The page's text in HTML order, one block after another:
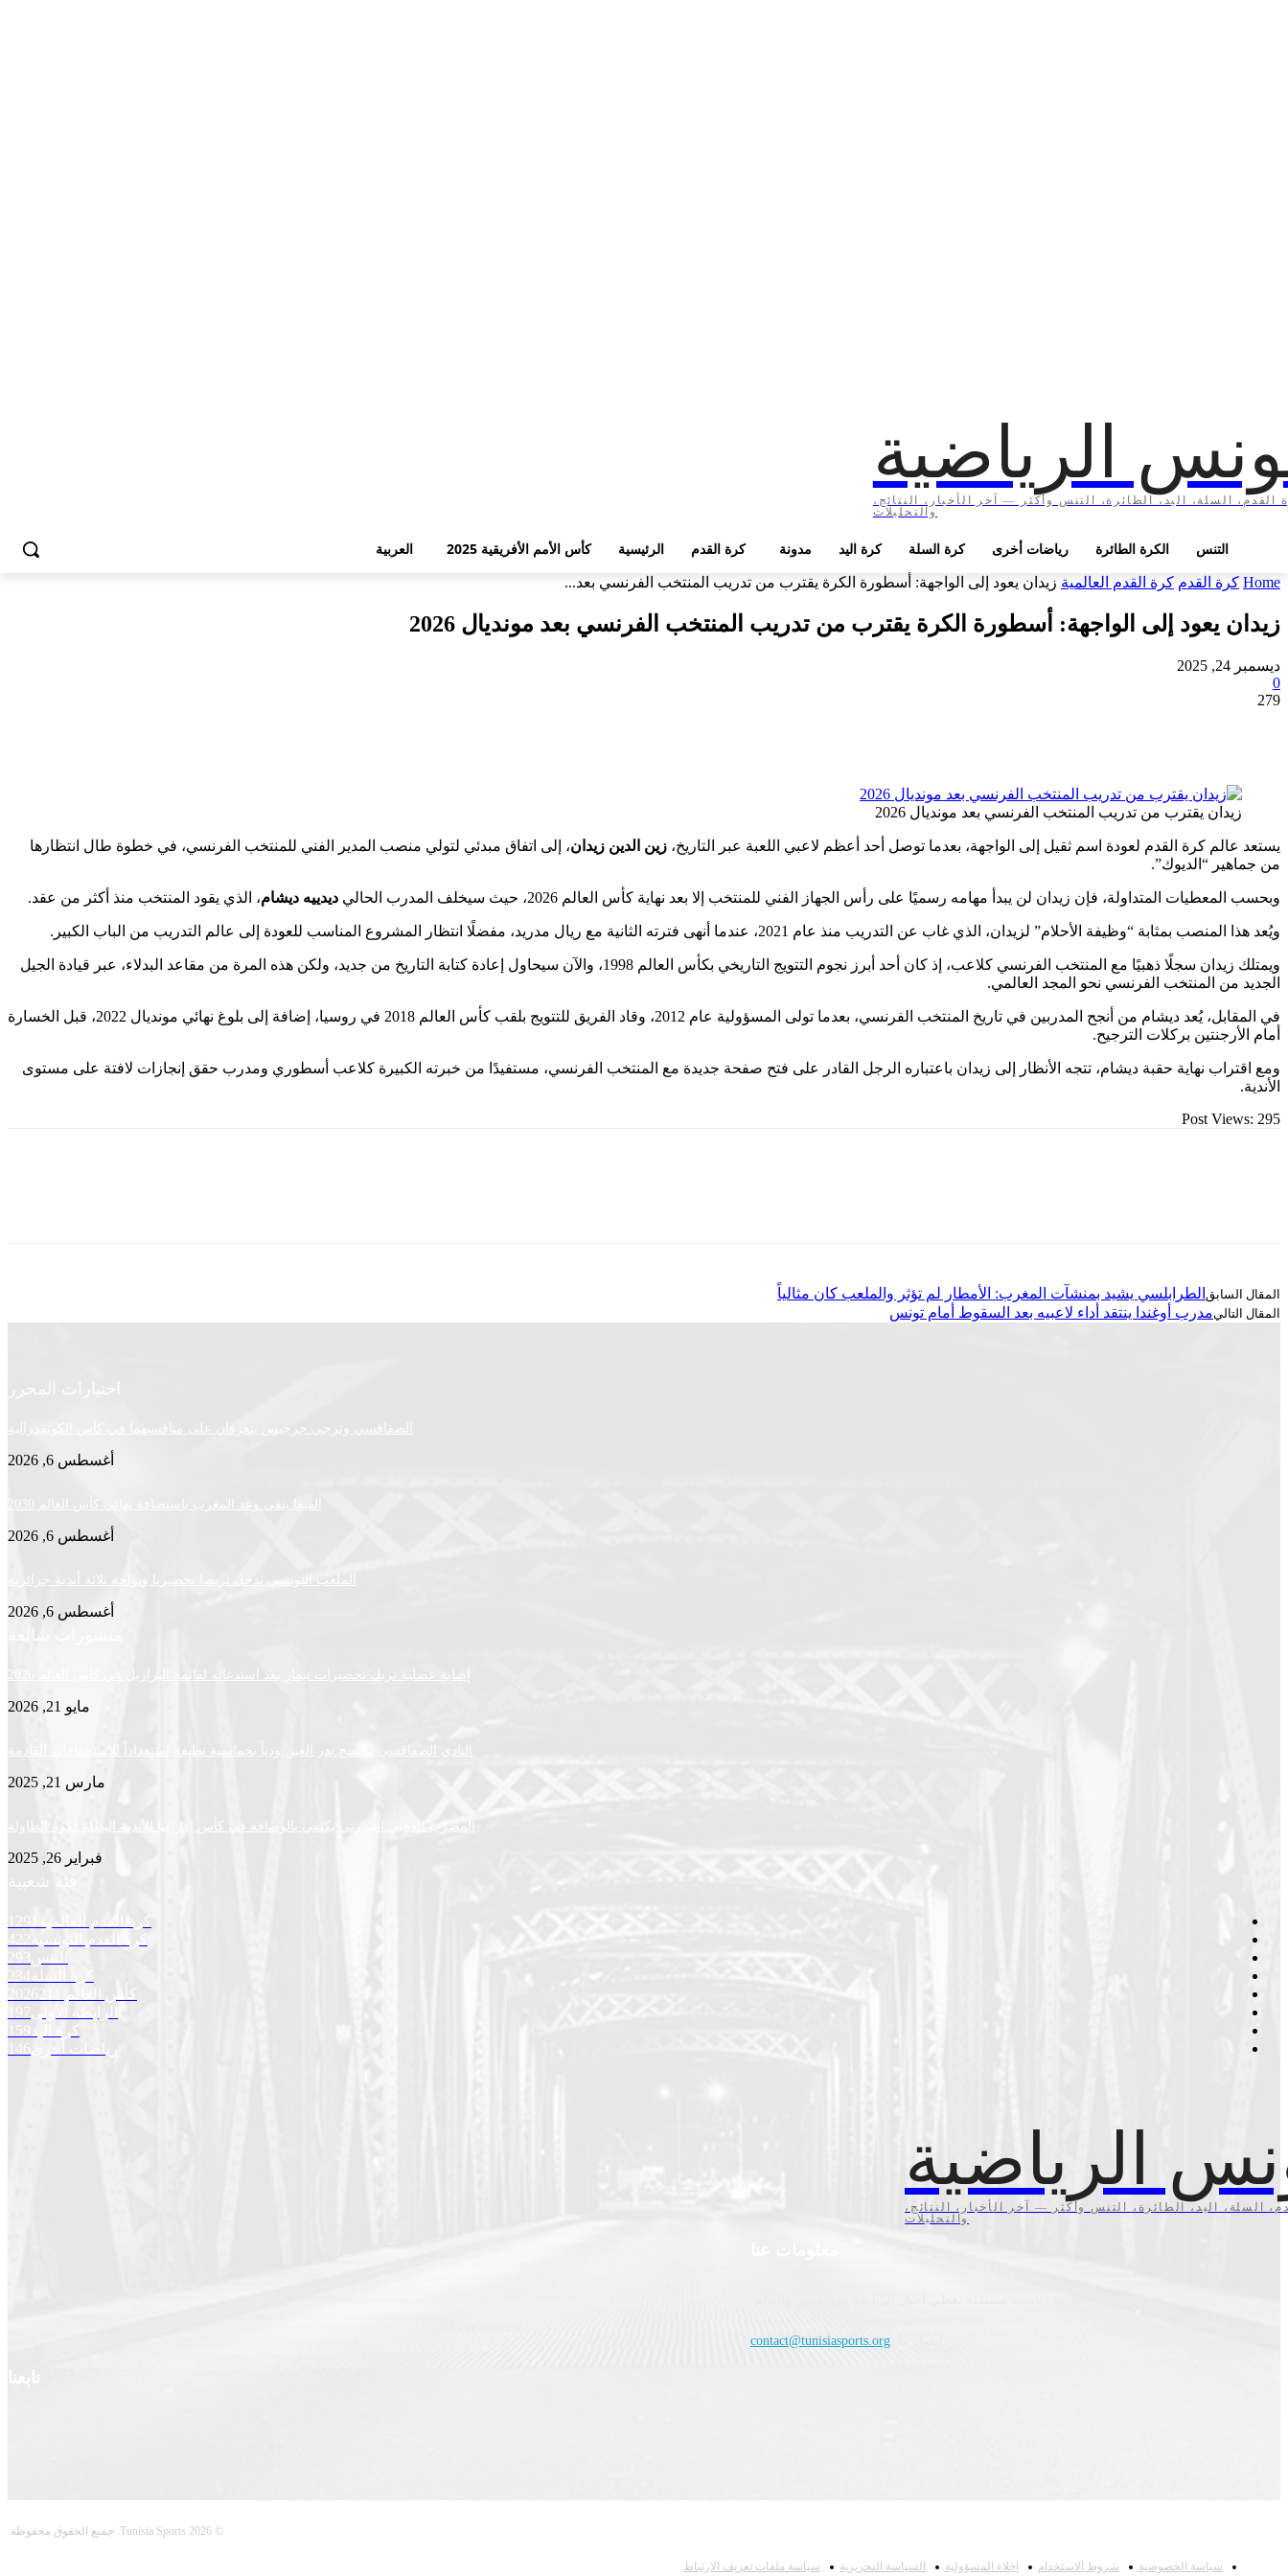
الرياضية
القدم، السلة، اليد، الطائرة، التنس وأكثر — آخر الأخبار، النتائج،
والتحليلات
التنس الكرة الطائرة رياضات أخرى كرة السلة كرة اليد مدونة كرة القدم الرئيسية كأس الأمم الأفريقية 2025 العربية
Home كرة القدم كرة القدم العالمية زيدان يعود إلى الواجهة: أسطورة الكرة يقترب من تدريب المنتخب الفرنسي بعد...
زيدان يعود إلى الواجهة: أسطورة الكرة يقترب من تدريب المنتخب الفرنسي بعد مونديال 2026
ديسمبر 24, 2025
0
279
زيدان يقترب من تدريب المنتخب الفرنسي بعد مونديال 2026
يستعد عالم كرة القدم لعودة اسم ثقيل إلى الواجهة، بعدما توصل أحد أعظم لاعبي اللعبة عبر التاريخ، زين الدين زيدان، إلى اتفاق مبدئي لتولي منصب المدير الفني للمنتخب الفرنسي، في خطوة طال انتظارها
من جماهير “الديوك”.
وبحسب المعطيات المتداولة، فإن زيدان لن يبدأ مهامه رسميًا على رأس الجهاز الفني للمنتخب إلا بعد نهاية كأس العالم 2026، حيث سيخلف المدرب الحالي ديدييه ديشام، الذي يقود المنتخب منذ أكثر من عقد.
ويُعد هذا المنصب بمثابة “وظيفة الأحلام” لزيدان، الذي غاب عن التدريب منذ عام 2021، عندما أنهى فترته الثانية مع ريال مدريد، مفضلًا انتظار المشروع المناسب للعودة إلى عالم التدريب من الباب الكبير.
ويمتلك زيدان سجلًا ذهبيًا مع المنتخب الفرنسي كلاعب، إذ كان أحد أبرز نجوم التتويج التاريخي بكأس العالم 1998، والآن سيحاول إعادة كتابة التاريخ من جديد، ولكن هذه المرة من مقاعد البدلاء، عبر قيادة الجيل
الجديد من المنتخب الفرنسي نحو المجد العالمي.
في المقابل، يُعد ديشام من أنجح المدربين في تاريخ المنتخب الفرنسي، بعدما تولى المسؤولية عام 2012، وقاد الفريق للتتويج بلقب كأس العالم 2018 في روسيا، إضافة إلى بلوغ نهائي مونديال 2022، قبل الخسارة
أمام الأرجنتين بركلات الترجيح.
ومع اقتراب نهاية حقبة ديشام، تتجه الأنظار إلى زيدان باعتباره الرجل القادر على فتح صفحة جديدة مع المنتخب الفرنسي، مستفيدًا من خبرته الكبيرة كلاعب أسطوري ومدرب حقق إنجازات لافتة على مستوى
الأندية.
Post Views: 295
الطرابلسي يشيد بمنشآت المغرب: الأمطار لم تؤثر والملعب كان مثالياً
مدرب أوغندا ينتقد أداء لاعبيه بعد السقوط أمام تونس
اختيارات المحرر
الصفاقسي وترجي جرجيس يتعرفان على منافسيهما في كأس الكونفدرالية
أغسطس 6, 2026
الفيفا ينفي وعد المغرب باستضافة نهائي كأس العالم 2030
أغسطس 6, 2026
الملعب التونسي يدخل تربصا تحضيريا ويواجه ثلاثة أندية جزائرية
أغسطس 6, 2026
منشورات شائعة
إصابة عضلية تربك تحضيرات نيمار بعد استدعائه لقائمة البرازيل في كأس العالم 2026
مايو 21, 2026
النادي الصفاقسي يكتسح بدر العين ودياً بخماسية نظيفة استعداداً للاستحقاقات القادمة
مارس 21, 2025
المضرب الذهبي البنزرتي يكتفي بالوصافة في كأس إفريقيا للأندية البطلة لكرة الطاولة
فبراير 26, 2025
فئة شعبية
كرة القدم العالمية
1291
كرة القدم التونسية
422
التنس
293
كرة السلة234
كأس العالم 2026
الرابطة الأولى 197
كرة اليد 159
رياضات أخرى 146
الرياضية
السلة، اليد، الطائرة، التنس وأكثر — آخر الأخبار، النتائج،
والتحليلات
اتصل بنا:contact@tunisiasports.org
© 2026 Tunisia Sports. جميع الحقوق محفوظة.
سياسة الخصوصية شروط الاستخدام إخلاء المسؤولية السياسة التحريرية سياسة ملفات تعريف الارتباط